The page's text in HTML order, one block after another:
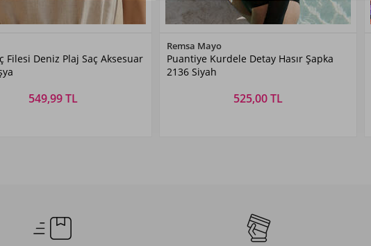
Fuşya
Filesi Deniz Plaj Saç Aksesuar
549,99 TL
Siyah
Remsa Mayo
Puantiye Kurdele Detay Hasır Şapka
2136 Siyah
525,00 TL